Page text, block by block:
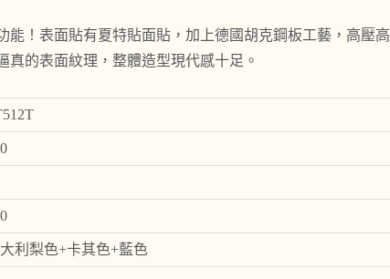
！表面貼有夏特貼面貼，加上德國胡克鋼板工藝，高壓高
的表面紋理，整體造型現代感十足。
利梨色+卡其色+藍色